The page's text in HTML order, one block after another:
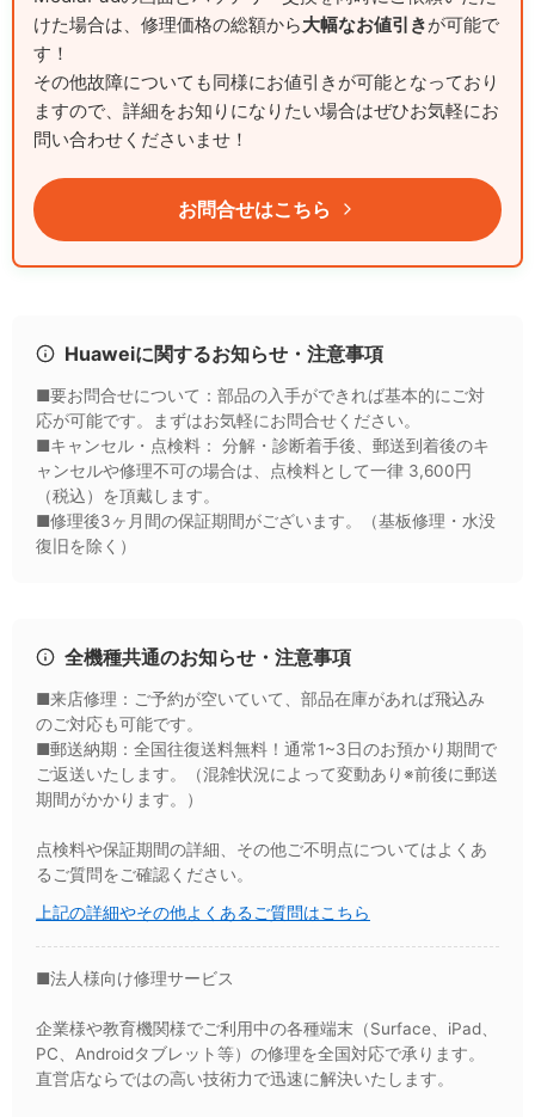
けた場合は、修理価格の総額から大幅なお値引きが可能で
す！
その他故障についても同様にお値引きが可能となっており
ますので、詳細をお知りになりたい場合はぜひお気軽にお
問い合わせくださいませ！
お問合せはこちら
Huaweiに関するお知らせ・注意事項
■要お問合せについて：部品の入手ができれば基本的にご対
応が可能です。まずはお気軽にお問合せください。
■キャンセル・点検料： 分解・診断着手後、郵送到着後のキ
ャンセルや修理不可の場合は、点検料として一律 3,600円
（税込）を頂戴します。
■修理後3ヶ月間の保証期間がございます。（基板修理・水没
復旧を除く）
全機種共通のお知らせ・注意事項
■来店修理：ご予約が空いていて、部品在庫があれば飛込み
のご対応も可能です。
■郵送納期：全国往復送料無料！通常1~3日のお預かり期間で
ご返送いたします。（混雑状況によって変動あり※前後に郵送
期間がかかります。）
点検料や保証期間の詳細、その他ご不明点についてはよくあ
るご質問をご確認ください。
上記の詳細やその他よくあるご質問はこちら
■法人様向け修理サービス
企業様や教育機関様でご利用中の各種端末（Surface、iPad、
PC、Androidタブレット等）の修理を全国対応で承ります。
直営店ならではの高い技術力で迅速に解決いたします。